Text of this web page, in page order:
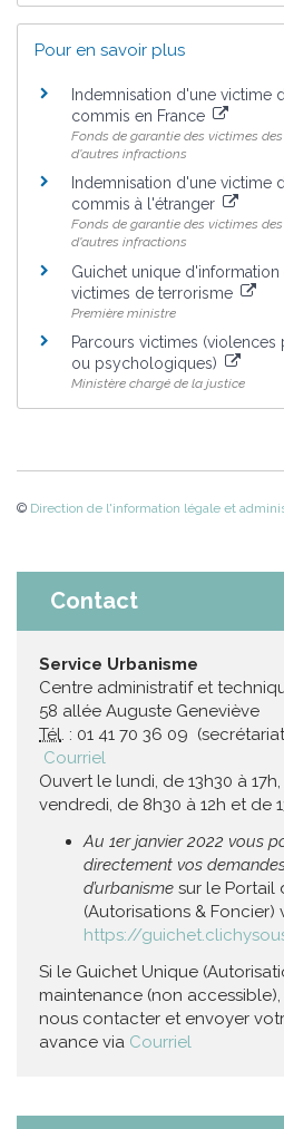
Pour en savoir plus
Indemnisation d'une victime
commis en France
Fonds de garantie des victimes
d'autres infractions
Indemnisation d'une victime
commis à l'étranger
Fonds de garantie des victimes
d'autres infractions
Guichet unique
victimes de terrorisme
Première ministre
Parcours victimes (violences
ou psychologiques)
Ministère chargé de la justice
© Direction de l'information légale et
Contact
Service Urbanisme
Centre administratif et
58 allée Auguste Geneviève
Tél. : 01 41 70 36 09
Courriel
Ouvert le lundi, de 13h30 à
vendredi, de 8h30 à 12h et de
Au 1er janvier 2022 vous
directement vos
d’urbanisme sur le Portail
(Autorisations & Foncier)
https://
Si le Guichet Unique
maintenance (non
nous contacter et envoyer
avance via Courriel